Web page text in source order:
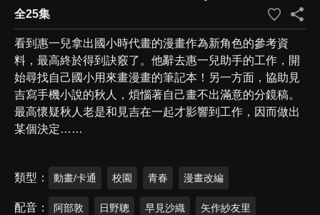
全25集
看到惠一兒拿出國小時代畫的漫畫作為新角色的參考資
料，最高終於得到訣竅了。他辭去惠一兒助手的工作，開
始尋找自己國小用來畫漫畫的筆記本！另一方面，協助見
吉寫手機小說的秋人，煩惱著自己畫不出滿意的分鏡稿。
最高懷疑秋人老是和見吉在一起才影響到工作，因而做出
某個決定……
類型 動畫/卡通 校園 青春 漫畫改編
配音 阿部敦 日野聰 早見沙織 矢作紗友里